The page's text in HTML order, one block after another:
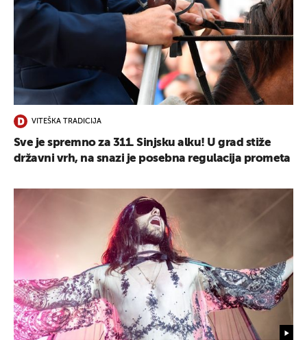
VITEŠKA TRADICIJA
Sve je spremno za 311. Sinjsku alku! U grad stiže
državni vrh, na snazi je posebna regulacija prometa